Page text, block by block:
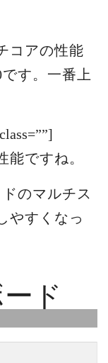
コアの性能
す。一番上
能ですね。
のマルチス
やすくなっ
ド